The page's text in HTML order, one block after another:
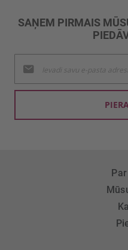
SAŅEM PIRMAIS
jaunumu
saņemšanai: